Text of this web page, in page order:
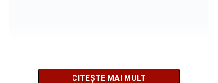
CITEȘTE MAI MULT